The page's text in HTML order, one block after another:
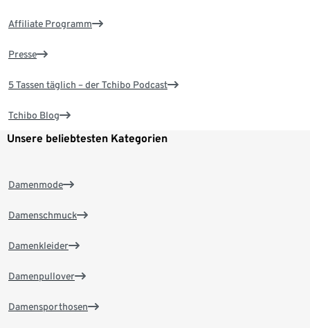
Affiliate Programm
Presse
5 Tassen täglich – der Tchibo Podcast
Tchibo Blog
Unsere beliebtesten Kategorien
Damenmode
Damenschmuck
Damenkleider
Damenpullover
Damensporthosen